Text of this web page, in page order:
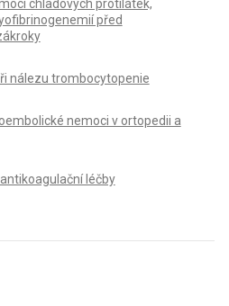
chladových protilátek,
před
nálezu trombocytopenie
nemoci v ortopedii a
léčby